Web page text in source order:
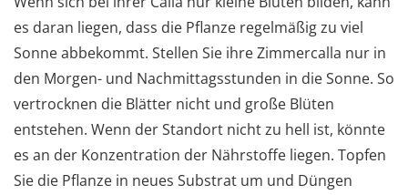
es daran liegen, dass die Pflanze regelmäßig zu viel
Sonne abbekommt. Stellen Sie ihre Zimmercalla nur in
den Morgen- und Nachmittagsstunden in die Sonne. So
vertrocknen die Blätter nicht und große Blüten
entstehen. Wenn der Standort nicht zu hell ist, könnte
es an der Konzentration der Nährstoffe liegen. Topfen
Sie die Pflanze in neues Substrat um und Düngen